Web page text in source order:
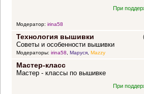
При
Модератор: irina58
Технология вышивки
Советы и особенности вышивки
Модераторы: irina58, Маруся, Mazzy
Мастер-класс
Мастер - классы по вышивке
При